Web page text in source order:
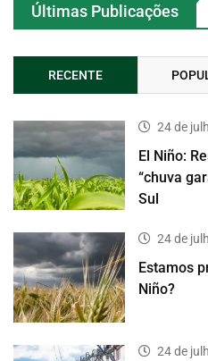
Últimas Publicações
RECENTE
24 de
El Niño:
“chuva
Sul
24 de
Estamos
Niño?
24 de